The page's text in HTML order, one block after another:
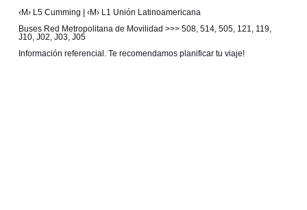
‹M› L5 Cumming | ‹M› L1 Unión Latinoamericana
Buses Red Metropolitana de Movilidad >>> 508, 514, 505, 121, 119,
J10, J02, J03, J05
Información referencial. Te recomendamos planificar tu viaje!